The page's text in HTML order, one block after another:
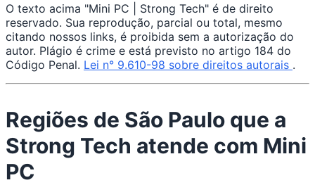
O texto acima "Mini PC | Strong Tech" é de direito
reservado. Sua reprodução, parcial ou total, mesmo
citando nossos links, é proibida sem a autorização do
autor. Plágio é crime e está previsto no artigo 184 do
Código Penal. Lei n° 9.610-98 sobre direitos autorais .
Regiões de São Paulo que a
Strong Tech atende com Mini
PC